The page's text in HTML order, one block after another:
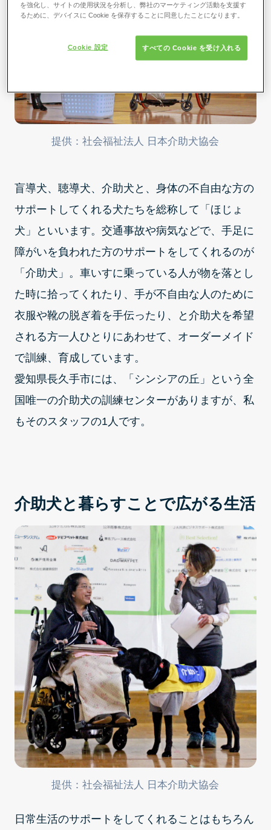
提供：社会福祉法人 日本介助犬協会
盲導犬、聴導犬、介助犬と、身体の不自由な方の
サポートしてくれる犬たちを総称して「ほじょ
犬」といいます。交通事故や病気などで、手足に
障がいを負われた方のサポートをしてくれるのが
「介助犬」。車いすに乗っている人が物を落とし
た時に拾ってくれたり、手が不自由な人のために
衣服や靴の脱ぎ着を手伝ったり、と介助犬を希望
される方一人ひとりにあわせて、オーダーメイド
で訓練、育成しています。
愛知県長久手市には、「シンシアの丘」という全
国唯一の介助犬の訓練センターがありますが、私
もそのスタッフの1人です。
介助犬と暮らすことで広がる生活
提供：社会福祉法人 日本介助犬協会
日常生活のサポートをしてくれることはもちろん
を強化し、サイトの使用状況を分析し、弊社のマーケティング活動を支援す
るために、デバイスに Cookie を保存することに同意したことになります。
すべての Cookie を受け入れる
Cookie 設定